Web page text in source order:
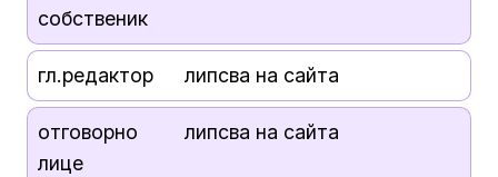
собственик
гл.редактор липсва на сайта
отговорно
лице
липсва на сайта